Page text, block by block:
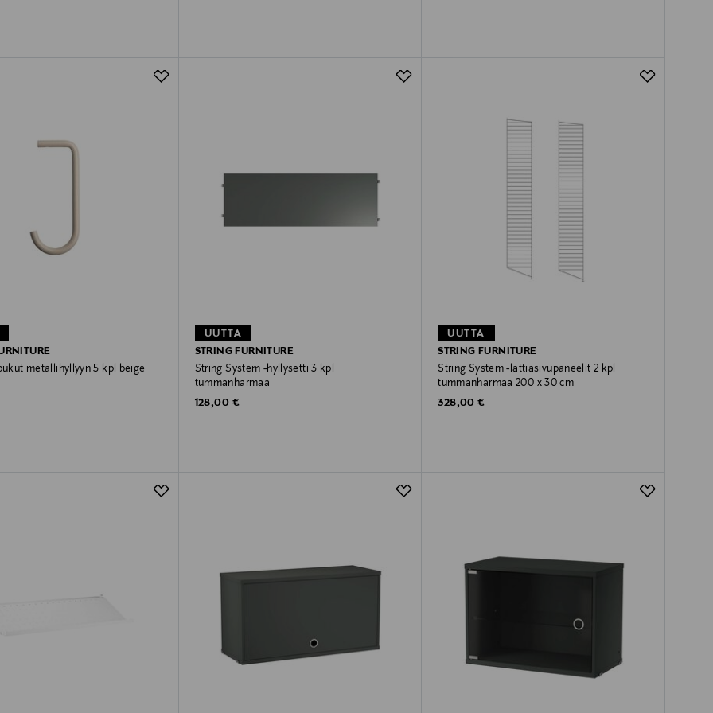
metallihyllyyn 5 kpl beige
UUTTA
STRING FURNITURE
String System -hyllysetti 3 kpl
tummanharmaa
Original Price
128,00 €
UUTTA
STRING FURNITURE
String System -lattiasivupaneelit 2 kpl
tummanharmaa 200 x 30 cm
Original Price
328,00 €